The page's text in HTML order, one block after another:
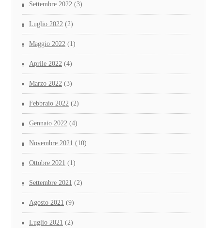
Settembre 2022 (3)
Luglio 2022 (2)
Maggio 2022 (1)
Aprile 2022 (4)
Marzo 2022 (3)
Febbraio 2022 (2)
Gennaio 2022 (4)
Novembre 2021 (10)
Ottobre 2021 (1)
Settembre 2021 (2)
Agosto 2021 (9)
Luglio 2021 (2)